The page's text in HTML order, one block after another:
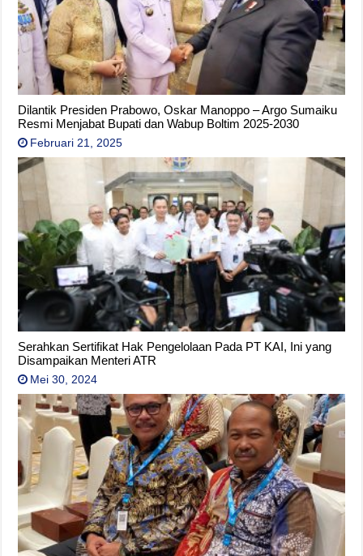
Dilantik Presiden Prabowo, Oskar Manoppo – Argo Sumaiku
Resmi Menjabat Bupati dan Wabup Boltim 2025-2030
Februari 21, 2025
Serahkan Sertifikat Hak Pengelolaan Pada PT KAI, Ini yang
Disampaikan Menteri ATR
Mei 30, 2024